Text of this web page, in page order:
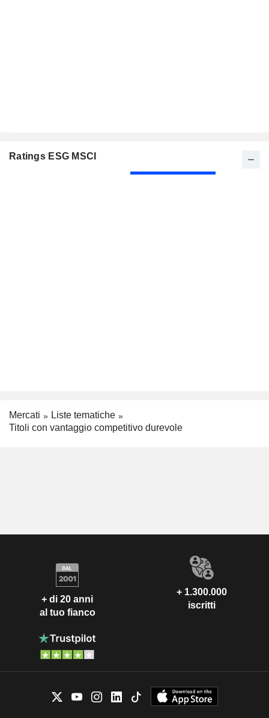
Ratings ESG MSCI
Mercati
Liste tematiche
Titoli con vantaggio competitivo durevole
+ di 20 anni
al tuo fianco
+ 1.300.000
iscritti